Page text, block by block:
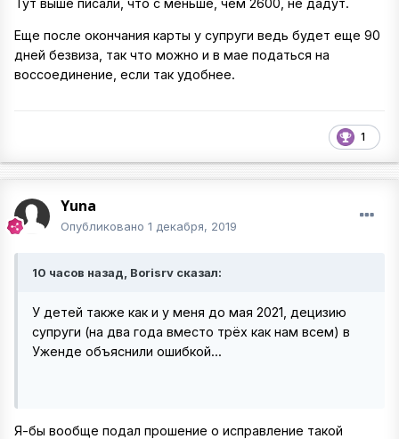
Еще после окончания карты у супруги ведь будет еще 90
дней безвиза, так что можно и в мае податься на
воссоединение, если так удобнее.
1
Yuna
Опубликовано 1 декабря, 2019
10 часов назад, Borisrv сказал:
У детей также как и у меня до мая 2021, децизию
супруги (на два года вместо трёх как нам всем) в
Уженде объяснили ошибкой...
Я-бы вообще подал прошение о исправление такой